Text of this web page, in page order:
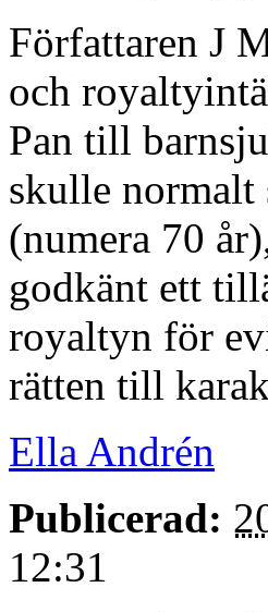
Författaren J
och
Pan till
skulle normalt
(numera 70
godkänt ett
royaltyn för
rätten till
Ella Andrén
Publicerad:
12:31